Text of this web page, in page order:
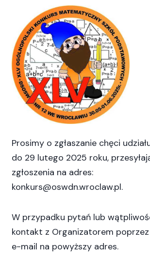
Prosimy o zgłaszanie chęci
do 29 lutego 2025 roku,
zgłoszenia na adres:
konkurs@oswdn.wroclaw.pl.
W przypadku pytań lub
kontakt z Organizatorem
e-mail na powyższy adres.